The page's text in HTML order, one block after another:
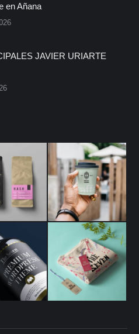
en Añana
JAVIER URIARTE